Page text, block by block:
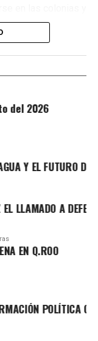
nuestra
rezagados,
sociales, el
federales
de López
consolidarse
responde al
nacional
posturas
del 2026
Y EL FUTURO DE
A
EN Q.ROO
POLÍTICA CON